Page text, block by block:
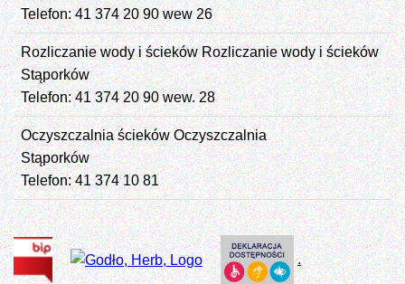
Telefon: 41 374 20 90 wew 26
Rozliczanie wody i ściekówRozliczanie wody i ścieków
Stąporków
Telefon: 41 374 20 90 wew. 28
Oczyszczalnia ściekówOczyszczalnia
Stąporków
Telefon: 41 374 10 81
.